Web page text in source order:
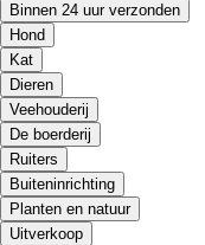
Binnen 24 uur verzonden
Hond
Kat
Dieren
Veehouderij
De boerderij
Ruiters
Buiteninrichting
Planten en natuur
Uitverkoop